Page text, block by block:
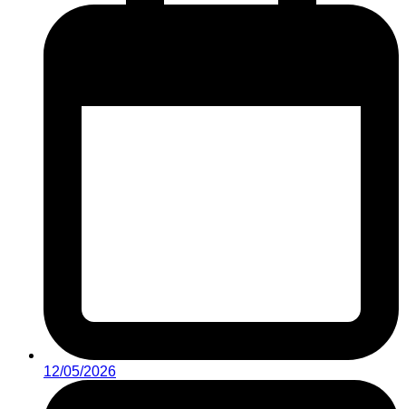
12/05/2026